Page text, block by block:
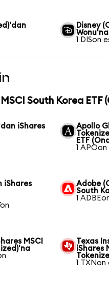
Disney
Wonu'na
1 DISon
South Korea ETF
iShares
Apollo
ETF
1
iShares
Adobe
South
1
MSCI
Texas
iShares
1 TXNon